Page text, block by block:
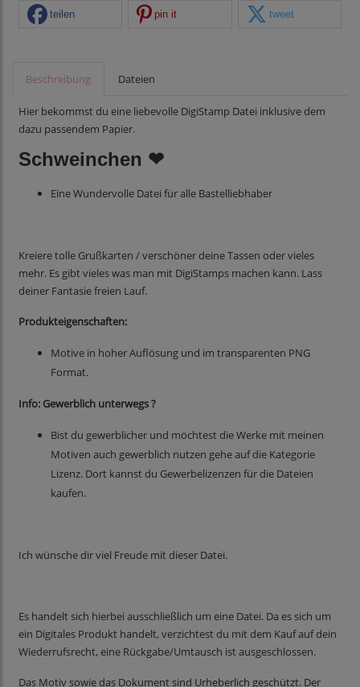
teilen pin it tweet
Beschreibung Dateien
Hier bekommst du eine liebevolle DigiStamp Datei inklusive dem
dazu passendem Papier.
Schweinchen ❤
Eine Wundervolle Datei für alle Bastelliebhaber
Kreiere tolle Grußkarten / verschöner deine Tassen oder vieles
mehr. Es gibt vieles was man mit DigiStamps machen kann. Lass
deiner Fantasie freien Lauf.
Produkteigenschaften:
Motive in hoher Auflösung und im transparenten PNG
Format.
Info: Gewerblich unterwegs ?
Bist du gewerblicher und möchtest die Werke mit meinen
Motiven auch gewerblich nutzen gehe auf die Kategorie
Lizenz. Dort kannst du Gewerbelizenzen für die Dateien
kaufen.
Ich wünsche dir viel Freude mit dieser Datei.
Es handelt sich hierbei ausschließlich um eine Datei. Da es sich um
ein Digitales Produkt handelt, verzichtest du mit dem Kauf auf dein
Wiederrufsrecht, eine Rückgabe/Umtausch ist ausgeschlossen.
Das Motiv sowie das Dokument sind Urheberlich geschützt. Der